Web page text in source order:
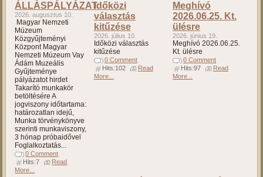
ÁLLÁSPÁLYÁZAT
2026. augusztus 10.
Magyar Nemzeti
Múzeum
Közgyűjteményi
Központ Magyar
Nemzeti Múzeum Vay
Ádám Muzeális
Gyűjteménye
pályázatot hirdet
Takarító munkakör
betöltésére A
jogviszony időtartama:
határozatlan idejű,
Munka törvénykönyve
szerinti munkaviszony,
3 hónap próbaidővel
Foglalkoztatás...
0 Comment
Hits:7
Read
More...
Időközi
választás
kitűzése
2026. július 10.
Időközi választás
kitűzése
0 Comment
Hits:102
Read
More...
Meghívó
2026.06.25. Kt.
ülésre
2026. június 19.
Meghívó 2026.06.25.
Kt. ülésre
0 Comment
Hits:97
Read
More...